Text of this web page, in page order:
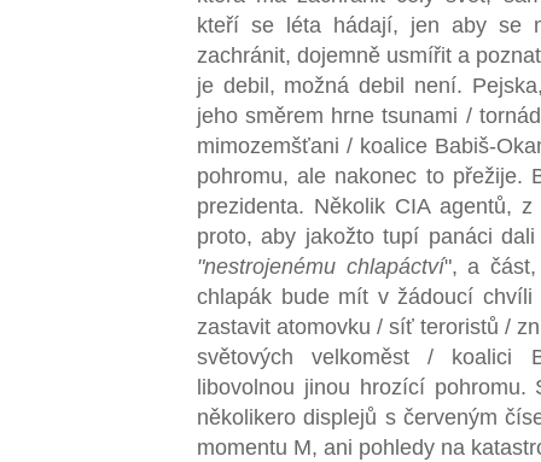
kteří se léta hádají, jen aby se
zachránit, dojemně usmířit a
je debil, možná debil není.
jeho směrem hrne tsunami /
mimozemšťani / koalice Babiš-
pohromu, ale nakonec to přežije.
prezidenta. Několik CIA agentů,
proto, aby jakožto tupí panáci
"nestrojenému chlapáctví", a
chlapák bude mít v žádoucí
zastavit atomovku / síť teroristů /
světových velkoměst / koalici
libovolnou jinou hrozící pohromu.
několikero displejů s červeným
momentu M, ani pohledy na